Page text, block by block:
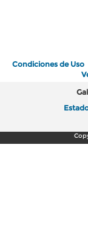
Condiciones de Uso